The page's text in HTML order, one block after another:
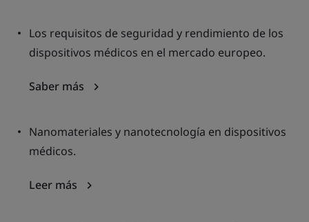
Los requisitos de seguridad y rendimiento de los
dispositivos médicos en el mercado europeo.
Saber más
Nanomateriales y nanotecnología en dispositivos
médicos.
Leer más